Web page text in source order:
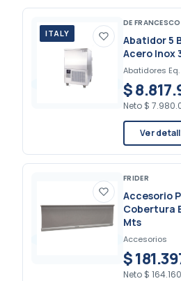
ITALY
DE FRANCESCO
Abatidor 5
Acero Inox
Abatidores Eq.
$
Neto $
Ver
FRIDER
Accesorio
Cobertura
Mts
Accesorios
$
Neto $ 164.160